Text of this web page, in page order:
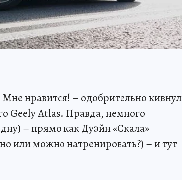
нравится! – одобрительно кивнул
Geely Atlas. Правда, немного
– прямо как Дуэйн «Скала»
или можно натренировать?) – и тут